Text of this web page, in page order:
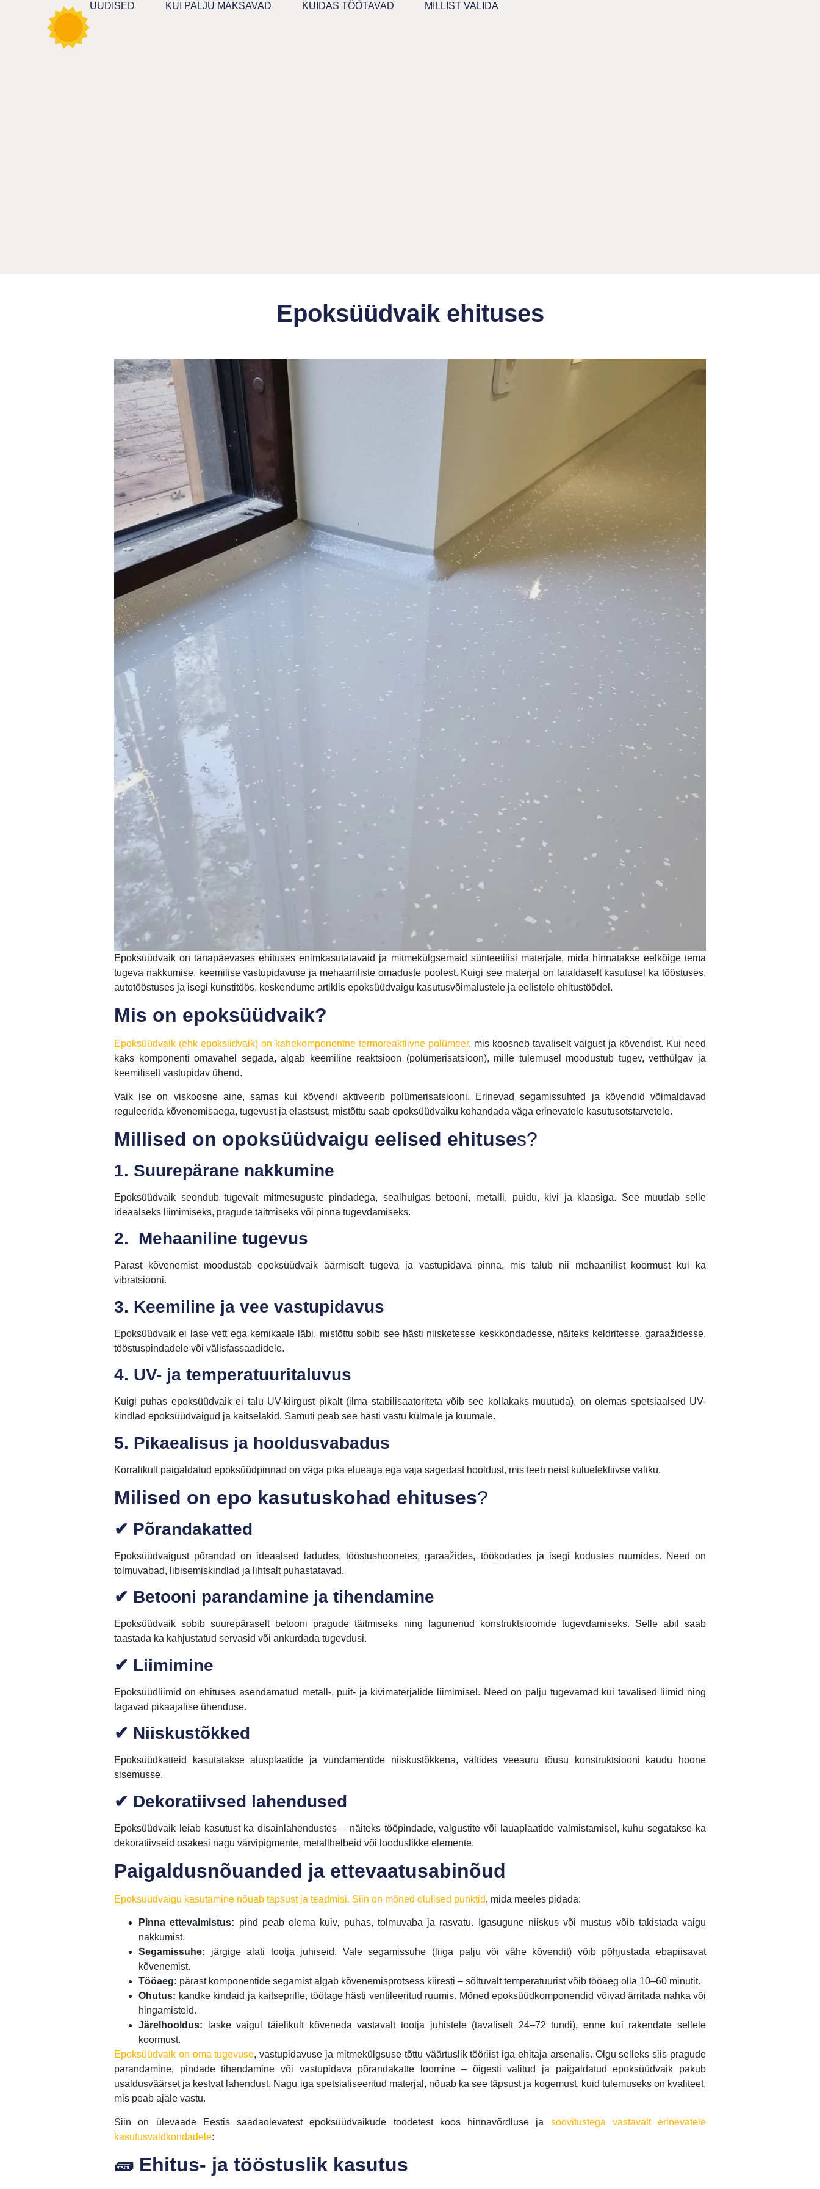
UUDISED KUI PALJU MAKSAVAD KUIDAS TÖÖTAVAD MILLIST VALIDA
Epoksüüdvaik ehituses
Epoksüüdvaik on tänapäevases ehituses enimkasutatavaid ja mitmekülgsemaid sünteetilisi materjale, mida hinnatakse eelkõige tema
tugeva nakkumise, keemilise vastupidavuse ja mehaaniliste omaduste poolest. Kuigi see materjal on laialdaselt kasutusel ka tööstuses,
autotööstuses ja isegi kunstitöös, keskendume artiklis epoksüüdvaigu kasutusvõimalustele ja eelistele ehitustöödel.
Mis on epoksüüdvaik?
Epoksüüdvaik (ehk epoksiidvaik) on kahekomponentne termoreaktiivne polümeer, mis koosneb tavaliselt vaigust ja kõvendist. Kui need
kaks komponenti omavahel segada, algab keemiline reaktsioon (polümerisatsioon), mille tulemusel moodustub tugev, vetthülgav ja
keemiliselt vastupidav ühend.
Vaik ise on viskoosne aine, samas kui kõvendi aktiveerib polümerisatsiooni. Erinevad segamissuhted ja kõvendid võimaldavad
reguleerida kõvenemisaega, tugevust ja elastsust, mistõttu saab epoksüüdvaiku kohandada väga erinevatele kasutusotstarvetele.
Millised on opoksüüdvaigu eelised ehituses?
1. Suurepärane nakkumine
Epoksüüdvaik seondub tugevalt mitmesuguste pindadega, sealhulgas betooni, metalli, puidu, kivi ja klaasiga. See muudab selle
ideaalseks liimimiseks, pragude täitmiseks või pinna tugevdamiseks.
2. Mehaaniline tugevus
Pärast kõvenemist moodustab epoksüüdvaik äärmiselt tugeva ja vastupidava pinna, mis talub nii mehaanilist koormust kui ka
vibratsiooni.
3. Keemiline ja vee vastupidavus
Epoksüüdvaik ei lase vett ega kemikaale läbi, mistõttu sobib see hästi niisketesse keskkondadesse, näiteks keldritesse, garaažidesse,
tööstuspindadele või välisfassaadidele.
4. UV- ja temperatuuritaluvus
Kuigi puhas epoksüüdvaik ei talu UV-kiirgust pikalt (ilma stabilisaatoriteta võib see kollakaks muutuda), on olemas spetsiaalsed UV-
kindlad epoksüüdvaigud ja kaitselakid. Samuti peab see hästi vastu külmale ja kuumale.
5. Pikaealisus ja hooldusvabadus
Korralikult paigaldatud epoksüüdpinnad on väga pika elueaga ega vaja sagedast hooldust, mis teeb neist kuluefektiivse valiku.
Milised on epo kasutuskohad ehituses?
✔ Põrandakatted
Epoksüüdvaigust põrandad on ideaalsed ladudes, tööstushoonetes, garaažides, töökodades ja isegi kodustes ruumides. Need on
tolmuvabad, libisemiskindlad ja lihtsalt puhastatavad.
✔ Betooni parandamine ja tihendamine
Epoksüüdvaik sobib suurepäraselt betooni pragude täitmiseks ning lagunenud konstruktsioonide tugevdamiseks. Selle abil saab
taastada ka kahjustatud servasid või ankurdada tugevdusi.
✔ Liimimine
Epoksüüdliimid on ehituses asendamatud metall-, puit- ja kivimaterjalide liimimisel. Need on palju tugevamad kui tavalised liimid ning
tagavad pikaajalise ühenduse.
✔ Niiskustõkked
Epoksüüdkatteid kasutatakse alusplaatide ja vundamentide niiskustõkkena, vältides veeauru tõusu konstruktsiooni kaudu hoone
sisemusse.
✔ Dekoratiivsed lahendused
Epoksüüdvaik leiab kasutust ka disainlahendustes – näiteks tööpindade, valgustite või lauaplaatide valmistamisel, kuhu segatakse ka
dekoratiivseid osakesi nagu värvipigmente, metallhelbeid või looduslikke elemente.
Paigaldusnõuanded ja ettevaatusabinõud
Epoksüüdvaigu kasutamine nõuab täpsust ja teadmisi. Siin on mõned olulised punktid, mida meeles pidada:
Pinna ettevalmistus: pind peab olema kuiv, puhas, tolmuvaba ja rasvatu. Igasugune niiskus või mustus võib takistada vaigu
nakkumist.
Segamissuhe: järgige alati tootja juhiseid. Vale segamissuhe (liiga palju või vähe kõvendit) võib põhjustada ebapiisavat
kõvenemist.
Tööaeg: pärast komponentide segamist algab kõvenemisprotsess kiiresti – sõltuvalt temperatuurist võib tööaeg olla 10–60 minutit.
Ohutus: kandke kindaid ja kaitseprille, töötage hästi ventileeritud ruumis. Mõned epoksüüdkomponendid võivad ärritada nahka või
hingamisteid.
Järelhooldus: laske vaigul täielikult kõveneda vastavalt tootja juhistele (tavaliselt 24–72 tundi), enne kui rakendate sellele
koormust.
Epoksüüdvaik on oma tugevuse, vastupidavuse ja mitmekülgsuse tõttu väärtuslik tööriist iga ehitaja arsenalis. Olgu selleks siis pragude
parandamine, pindade tihendamine või vastupidava põrandakatte loomine – õigesti valitud ja paigaldatud epoksüüdvaik pakub
usaldusväärset ja kestvat lahendust. Nagu iga spetsialiseeritud materjal, nõuab ka see täpsust ja kogemust, kuid tulemuseks on kvaliteet,
mis peab ajale vastu.
Siin on ülevaade Eestis saadaolevatest epoksüüdvaikude toodetest koos hinnavõrdluse ja soovitustega vastavalt erinevatele
kasutusvaldkondadele:
🧱 Ehitus- ja tööstuslik kasutus